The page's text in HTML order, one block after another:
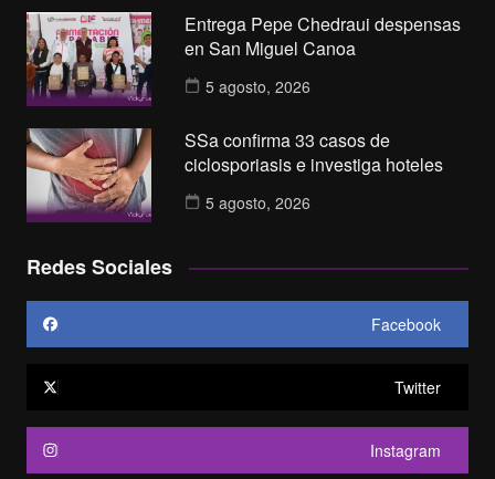
Entrega Pepe Chedraui despensas
en San Miguel Canoa
5 agosto, 2026
SSa confirma 33 casos de
ciclosporiasis e investiga hoteles
5 agosto, 2026
Redes Sociales
Facebook
Twitter
Instagram